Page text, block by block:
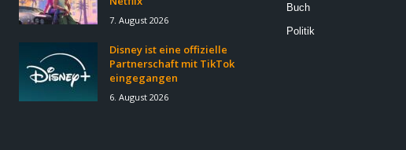
7. August 2026
Disney ist eine offizielle
Partnerschaft mit TikTok
eingegangen
6. August 2026
Buch
Politik